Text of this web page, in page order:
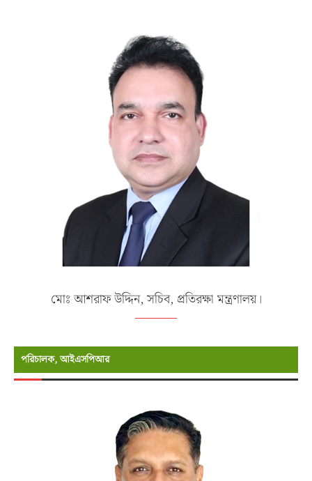
মোঃ আশরাফ উদ্দিন, সচিব, প্রতিরক্ষা মন্ত্রণালয়।
পরিচালক, আইএসপিআর